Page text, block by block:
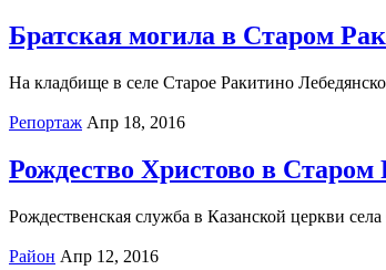
Братская могила в Старом
На кладбище в селе Старое Ракитино
Репортаж Апр 18, 2016
Рождество Христово в Старом
Рождественская служба в Казанской церкви
Район Апр 12, 2016